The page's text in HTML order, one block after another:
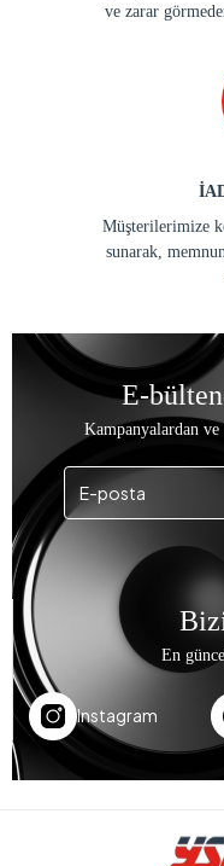
ve zarar
Müşterilerimize
sunarak,
E-
Kampanyalardan
En
Instagram